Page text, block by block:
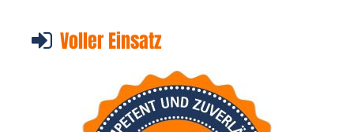
Voller Einsatz